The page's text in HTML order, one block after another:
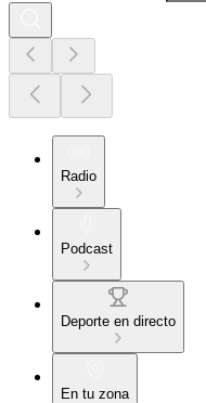
Radio
Podcast
Deporte en directo
En tu zona